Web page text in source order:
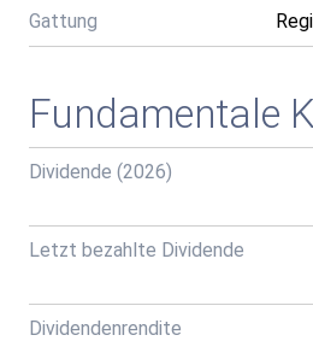
Gattung
Fundamentale
Dividende (2026)
Letzt bezahlte Dividende
Dividendenrendite